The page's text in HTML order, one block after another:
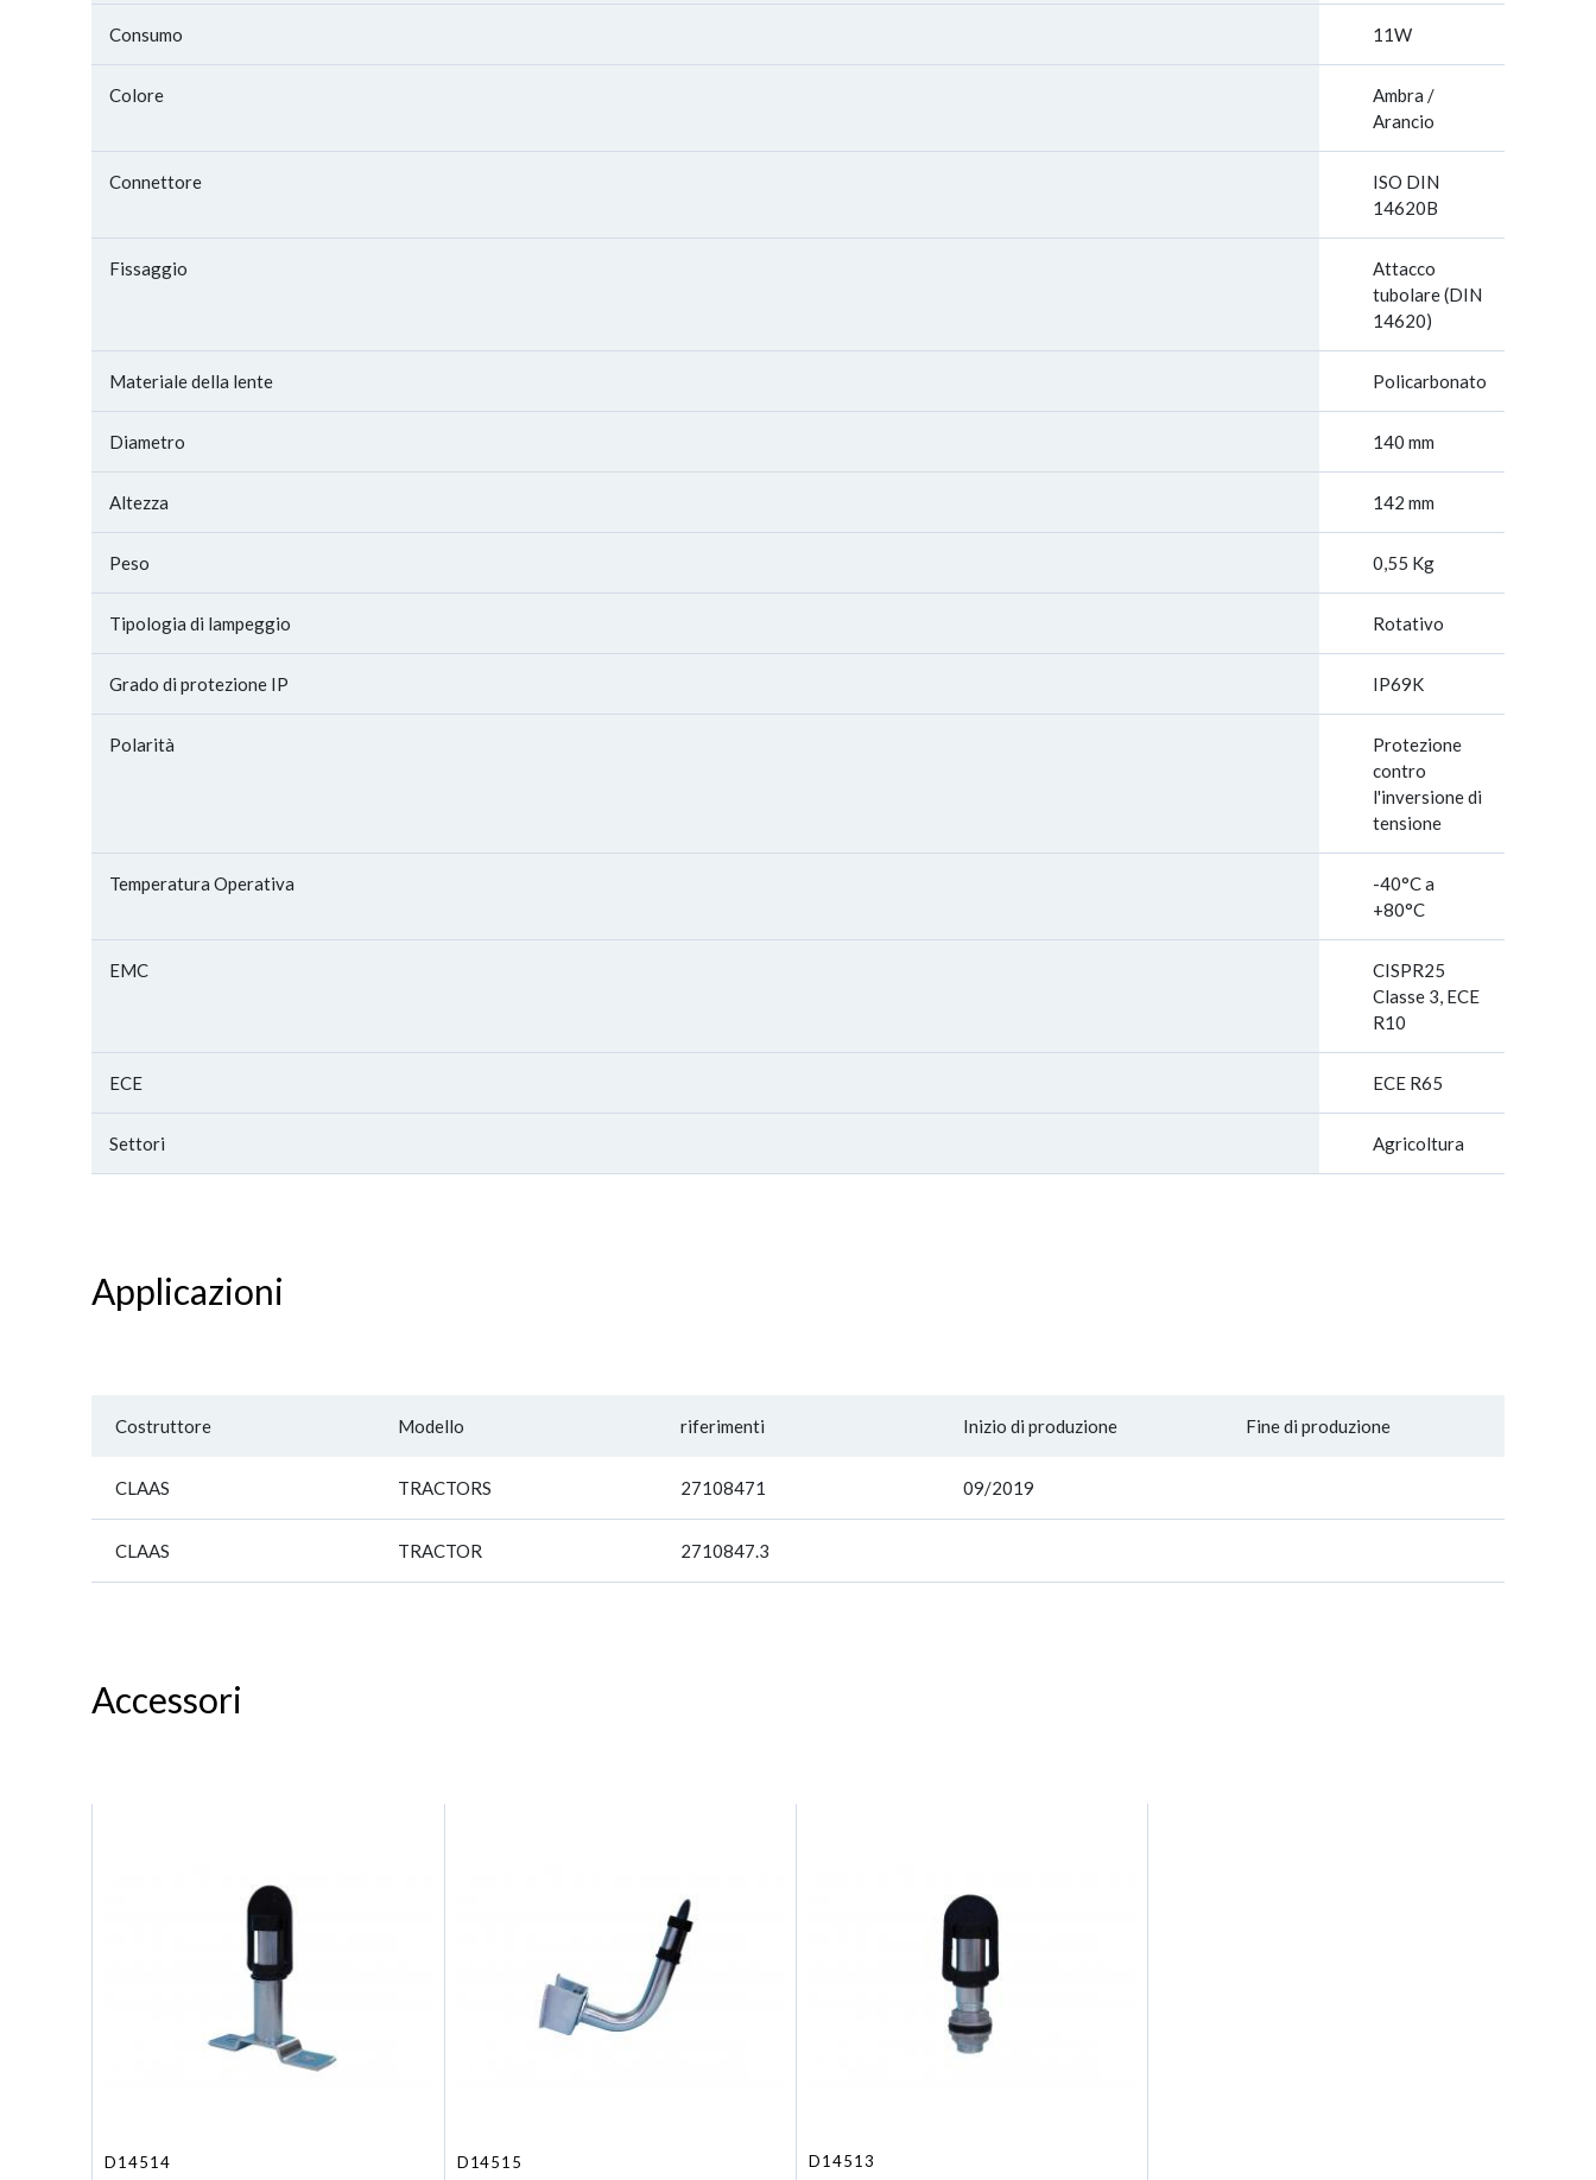
Consumo 11W
Colore
Ambra /
Arancio
Connettore
ISO DIN
14620B
Fissaggio
Attacco
tubolare (DIN
14620)
Materiale della lente Policarbonato
Diametro 140 mm
Altezza 142 mm
Peso 0,55 Kg
Tipologia di lampeggio Rotativo
Grado di protezione IP IP69K
Polarità
Protezione
contro
l'inversione di
tensione
Temperatura Operativa
-40°C a
+80°C
EMC
CISPR25
Classe 3, ECE
R10
ECE ECE R65
Settori Agricoltura
Applicazioni
Costruttore Modello riferimenti Inizio di produzione Fine di produzione
CLAAS TRACTORS 27108471 09/2019
CLAAS TRACTOR 2710847.3
Accessori
D14514 D14515 D14513